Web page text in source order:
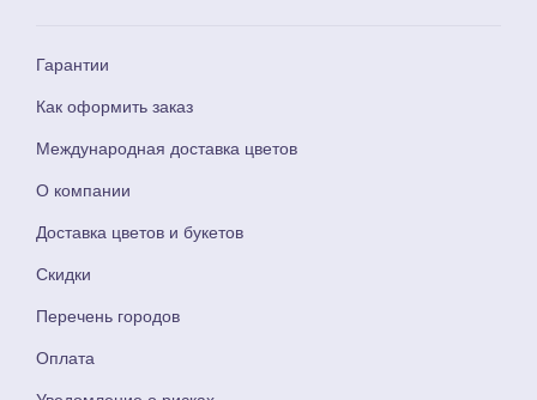
Гарантии
Как оформить заказ
Международная доставка цветов
О компании
Доставка цветов и букетов
Скидки
Перечень городов
Оплата